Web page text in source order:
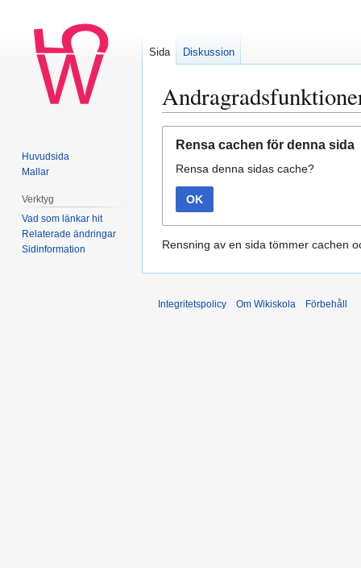
navigering
sök
Rensa cachen för denna sida
Rensa denna sidas cache?
OK
Rensning av en sida tömmer cachen
Sida Diskussion
Huvudsida
Mallar
Verktyg
Vad som länkar hit
Relaterade ändringar
Sidinformation
Integritetspolicy Om Wikiskola Förbehåll